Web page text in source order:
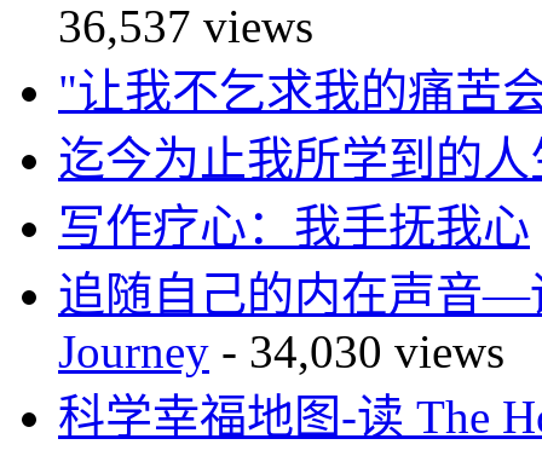
36,537 views
"让我不乞求我的痛苦
迄今为止我所学到的
写作疗心：我手抚我心
追随自己的内在声音—
Journey - 34,030 views
科学幸福地图-读 The